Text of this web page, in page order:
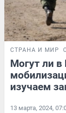
СТРАНА И МИР
Могут ли
изучаем
13 марта, 2024,